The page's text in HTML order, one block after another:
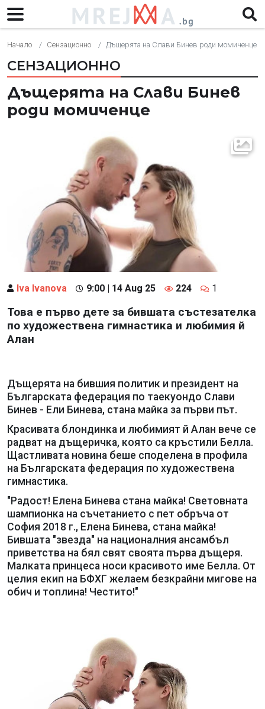
Начало Сензационно Дъщерята на Слави Бинев роди момиченце
СЕНЗАЦИОННО
Дъщерята на Слави Бинев
роди момиченце
Iva Ivanova 9:00 | 14 Aug 25 224 1
Това е първо дете за бившата състезателка
по художествена гимнастика и любимия й
Алан
Дъщерята на бившия политик и президент на
Българската федерация по таекуондо Слави
Бинев - Ели Бинева, стана майка за първи път.
Красивата блондинка и любимият й Алан вече се
радват на дъщеричка, която са кръстили Белла.
Щастливата новина беше споделена в профила
на Българската федерация по художествена
гимнастика.
"Радост! Елена Бинева стана майка! Световната
шампионка на съчетанието с пет обръча от
София 2018 г., Елена Бинева, стана майка!
Бившата "звезда" на националния ансамбъл
приветства на бял свят своята първа дъщеря.
Малката принцеса носи красивото име Белла. От
целия екип на БФХГ желаем безкрайни мигове на
обич и топлина! Честито!"